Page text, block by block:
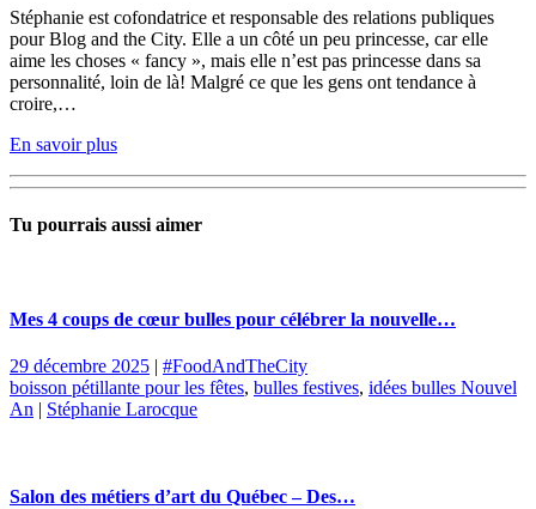
Stéphanie est cofondatrice et responsable des relations publiques
pour Blog and the City. Elle a un côté un peu princesse, car elle
aime les choses « fancy », mais elle n’est pas princesse dans sa
personnalité, loin de là! Malgré ce que les gens ont tendance à
croire,…
En savoir plus
Tu pourrais aussi aimer
Mes 4 coups de cœur bulles pour célébrer la nouvelle…
29 décembre 2025 | #FoodAndTheCity
boisson pétillante pour les fêtes, bulles festives, idées bulles Nouvel
An | Stéphanie Larocque
Salon des métiers d’art du Québec – Des…